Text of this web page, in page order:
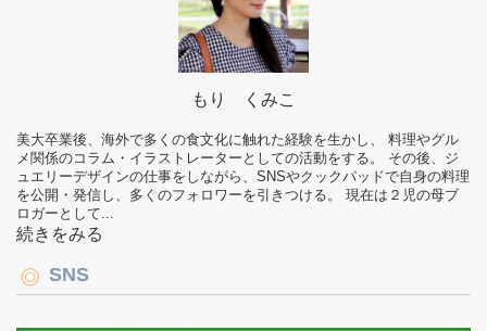
もり くみこ
美大卒業後、海外で多くの食文化に触れた経験を生かし、 料理やグル
メ関係のコラム・イラストレーターとしての活動をする。 その後、ジ
ュエリーデザインの仕事をしながら、SNSやクックパッドで自身の料理
を公開・発信し、多くのフォロワーを引きつける。 現在は２児の母ブ
ロガーとして...
続きをみる
SNS